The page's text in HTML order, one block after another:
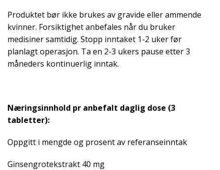
Produktet bør ikke brukes av gravide eller ammende
kvinner. Forsiktighet anbefales når du bruker
medisiner samtidig. Stopp inntaket 1-2 uker før
planlagt operasjon. Ta en 2-3 ukers pause etter 3
måneders kontinuerlig inntak.
Næringsinnhold pr anbefalt daglig dose (3
tabletter):
Oppgitt i mengde og prosent av referanseinntak
Ginsengrotekstrakt 40 mg